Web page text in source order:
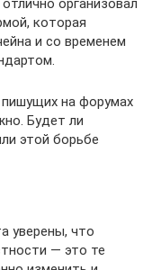
организовал
которая
и со временем
на форумах
Будет ли
этой борьбе
уверены, что
— это те